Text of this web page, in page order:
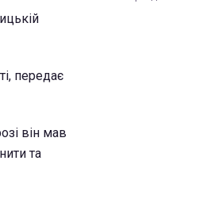
передає
він мав
та